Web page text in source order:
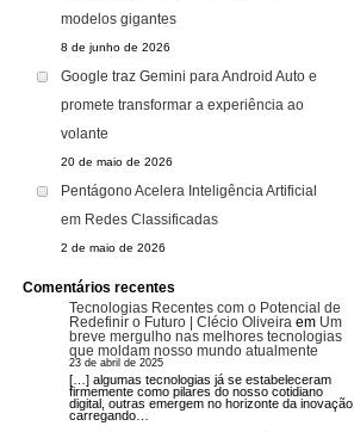
modelos gigantes
8 de junho de 2026
Google traz Gemini para Android Auto e
promete transformar a experiência ao
volante
20 de maio de 2026
Pentágono Acelera Inteligência Artificial
em Redes Classificadas
2 de maio de 2026
Comentários recentes
Tecnologias Recentes com o Potencial de
Redefinir o Futuro | Clécio Oliveira em Um
breve mergulho nas melhores tecnologias
que moldam nosso mundo atualmente
23 de abril de 2025
[…] algumas tecnologias já se estabeleceram
firmemente como pilares do nosso cotidiano
digital, outras emergem no horizonte da inovação,
carregando…